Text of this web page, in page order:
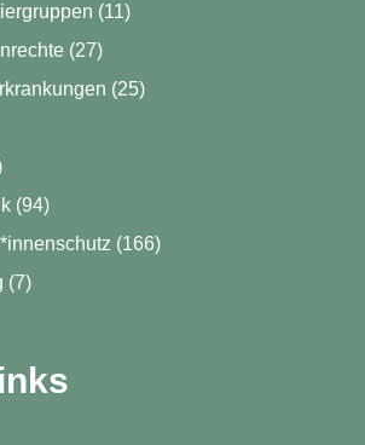
(11)
(27)
(25)
(94)
(166)
(7)